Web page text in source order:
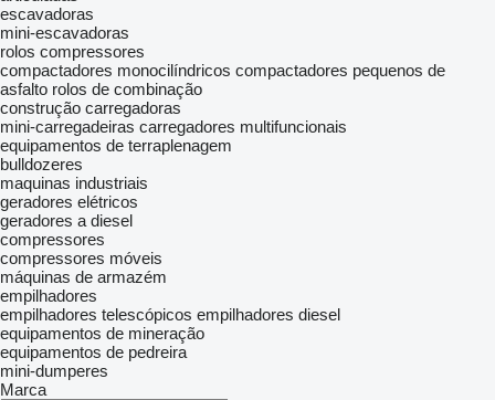
escavadoras
mini-escavadoras
rolos compressores
compactadores monocilíndricos compactadores pequenos de
asfalto rolos de combinação
construção carregadoras
mini-carregadeiras carregadores multifuncionais
equipamentos de terraplenagem
bulldozeres
maquinas industriais
geradores elétricos
geradores a diesel
compressores
compressores móveis
máquinas de armazém
empilhadores
empilhadores telescópicos empilhadores diesel
equipamentos de mineração
equipamentos de pedreira
mini-dumperes
Marca